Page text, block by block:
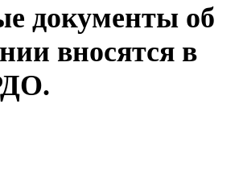
документы об
вносятся в